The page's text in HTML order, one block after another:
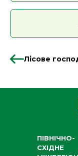
Лісове
ПІВНІЧНО-
СХІДНЕ